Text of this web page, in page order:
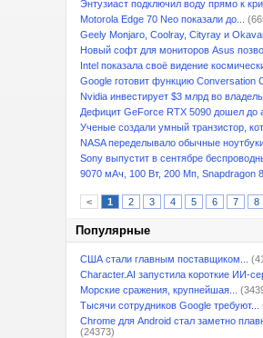
Энтузиаст подключил воду прямо к
Motorola Edge 70 Neo показали до...
Geely Monjaro, Coolray, Cityray и
Новый софт для мониторов Asus
Intel показала своё видение
Google готовит функцию Conversation
Nvidia инвестирует $3 млрд во
Дефицит GeForce RTX 5090 дошел до
Ученые создали умный транзистор,
NASA переделывало обычные ноутбуки
Sony выпустит в сентябре
9070 мАч, 100 Вт, 200 Мп, Snapdragon 8
< 1 2 3 4 5 6 7 8
Популярные
США стали главным поставщиком...
Character.AI запустила короткие ИИ-
Морские сражения, крупнейшая...
Тысячи сотрудников Google требуют...
Chrome для Android стал заметно
(24373)